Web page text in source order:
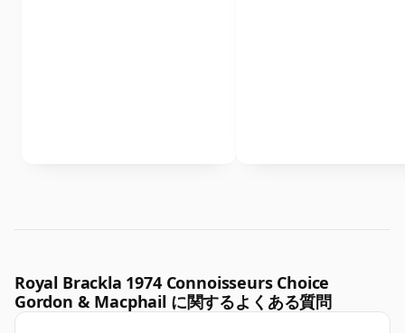
Royal Brackla 1974 Connoisseurs Choice
Gordon & Macphail に関するよくある質問